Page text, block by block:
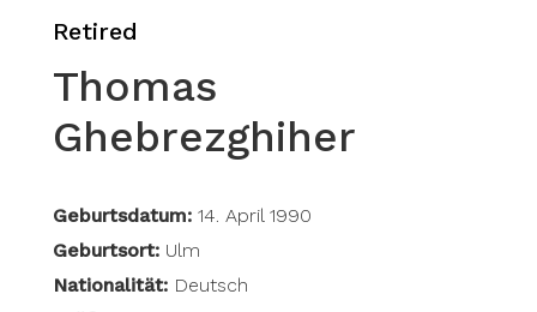
Retired
Thomas
Ghebrezghiher
Geburtsdatum: 14. April 1990
Geburtsort: Ulm
Nationalität: Deutsch